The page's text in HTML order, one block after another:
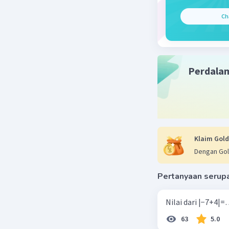
30
Beri
Klaim
Dengan
Pertanyaan
63 5.0